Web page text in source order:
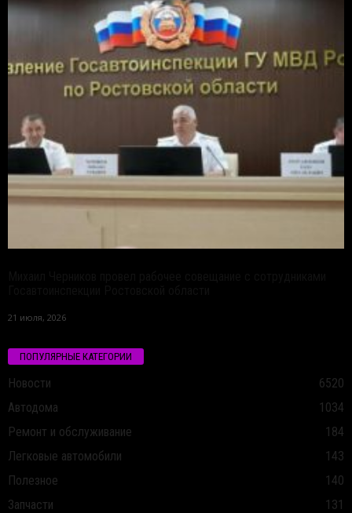
21 июля, 2026
ПОПУЛЯРНЫЕ КАТЕГОРИИ
Новости
6520
Автодома
1034
Ремонт и обслуживание
184
Легковые автомобили
143
Полезное
140
Запчасти
131